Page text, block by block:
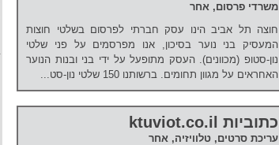
משרדי פרסום, אחר
חוצה תל אביב הינו עסק חברתי לפרסום בשלטי חוצות
המעסיק בני נוער בסיכון, אנו מפרסמים על פני שלטי
נון-סטופ (מכוונים). העסק מתופעל על ידי בני ובנות הנוער
האחראים על מגוון תחומים. ברשותנו 150 שלטי נון-סט...
כתוביות ktuviot.co.il
עריכת סרטים, טלוויזיה, אחר